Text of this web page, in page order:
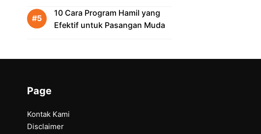
10 Cara Program Hamil yang
Efektif untuk Pasangan Muda
Page
Kontak Kami
Disclaimer